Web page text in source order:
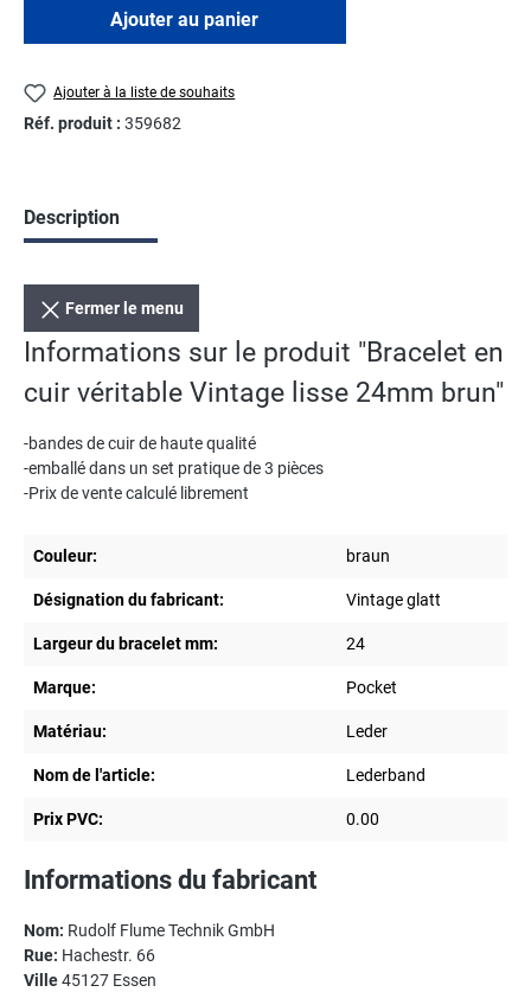
Ajouter au panier
Ajouter à la liste de souhaits
Réf. produit : 359682
Description
Fermer le menu
Informations sur le produit "Bracelet en
cuir véritable Vintage lisse 24mm brun"
-bandes de cuir de haute qualité
-emballé dans un set pratique de 3 pièces
-Prix de vente calculé librement
Couleur: braun
Désignation du fabricant: Vintage glatt
Largeur du bracelet mm: 24
Marque: Pocket
Matériau: Leder
Nom de l'article: Lederband
Prix PVC: 0.00
Informations du fabricant
Nom: Rudolf Flume Technik GmbH
Rue: Hachestr. 66
Ville45127 Essen